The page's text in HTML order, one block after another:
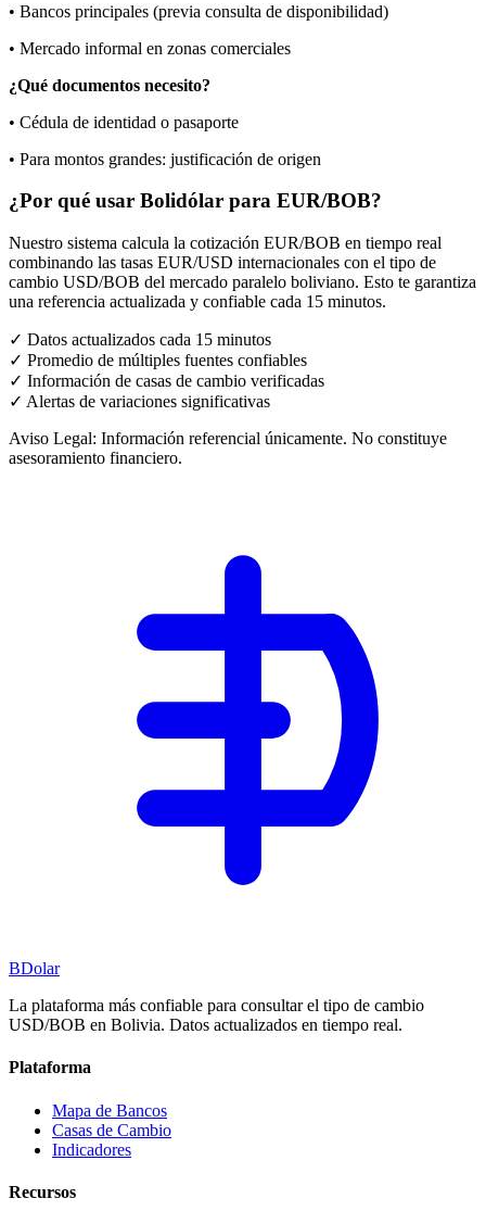
• Bancos principales (previa consulta de disponibilidad)
• Mercado informal en zonas comerciales
¿Qué documentos necesito?
• Cédula de identidad o pasaporte
• Para montos grandes: justificación de origen
¿Por qué usar Bolidólar para EUR/BOB?
Nuestro sistema calcula la cotización EUR/BOB en tiempo real
combinando las tasas EUR/USD internacionales con el tipo de
cambio USD/BOB del mercado paralelo boliviano. Esto te garantiza
una referencia actualizada y confiable cada 15 minutos.
✓ Datos actualizados cada 15 minutos
✓ Promedio de múltiples fuentes confiables
✓ Información de casas de cambio verificadas
✓ Alertas de variaciones significativas
Aviso Legal: Información referencial únicamente. No constituye
asesoramiento financiero.
BDolar
La plataforma más confiable para consultar el tipo de cambio
USD/BOB en Bolivia. Datos actualizados en tiempo real.
Plataforma
Mapa de Bancos
Casas de Cambio
Indicadores
Recursos